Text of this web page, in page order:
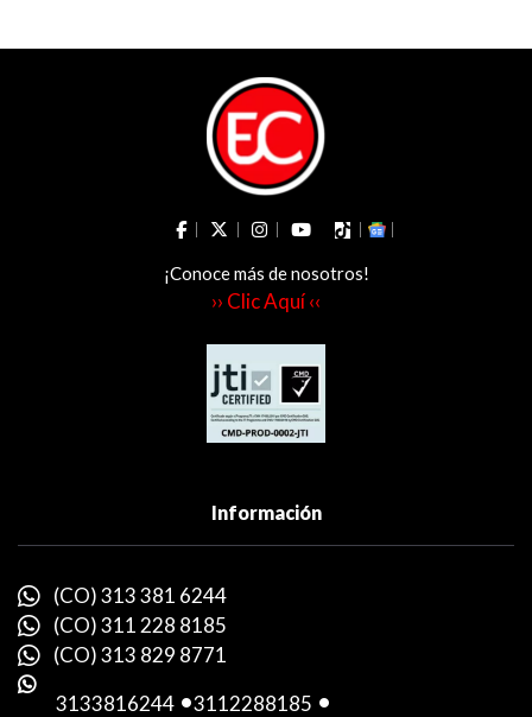
¡Conoce más de nosotros!
›› Clic Aquí ‹‹
Información
(CO) 313 381 6244
(CO) 311 228 8185
(CO) 313 829 8771
3133816244 -3112288185 -